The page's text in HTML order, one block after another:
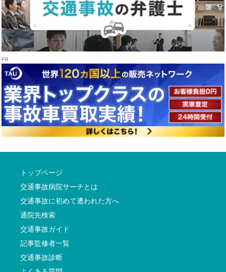
トップページ
交通事故病院サーチとは
交通事故に初めて遭われた方へ
通院先検索
交通事故ガイド
記事監修者一覧
交通事故診断